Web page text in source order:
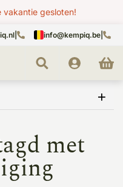
vakantie gesloten!
info@kempiq.be
met